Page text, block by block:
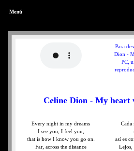
Menú
Para
Dion -
PC,
Celine Dion - My heart
Every night in my dreams
I see you, I feel you,
that is how I know you go on.
Far, across the distance
Cada
así es
Lejos,